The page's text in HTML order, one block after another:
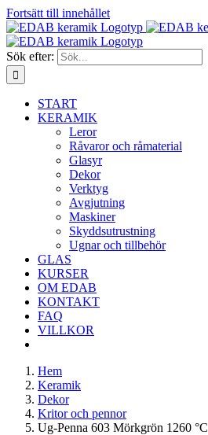
Fortsätt till innehållet
Sök efter:
START
KERAMIK
Leror
Råvaror och råmaterial
Glasyr
Dekor
Verktyg
Avgjutning
Maskiner
Skyddsutrustning
Ugnar och tillbehör
GLAS
KURSER
OM EDAB
KONTAKT
FAQ
VILLKOR
Hem
Keramik
Dekor
Kritor och pennor
Ug-Penna 603 Mörkgrön 1260 °C